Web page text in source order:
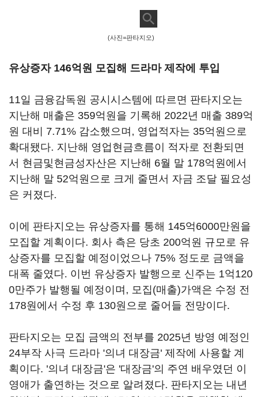
(사진=판타지오)
유상증자 146억원 모집해 드라마 제작에 투입
11일 금융감독원 공시시스템에 따르면 판타지오는
지난해 매출은 359억원을 기록해 2022년 매출 389억
원 대비 7.71% 감소했으며, 영업적자는 35억원으로
확대됐다. 지난해 영업현금흐름이 적자로 전환되면
서 현금및현금성자산은 지난해 6월 말 178억원에서
지난해 말 52억원으로 크게 줄면서 자금 조달 필요성
은 커졌다.
이에 판타지오는 유상증자를 통해 145억6000만원을
모집할 계획이다. 회사 측은 당초 200억원 규모로 유
상증자를 모집할 예정이었으나 75% 정도로 금액을
대폭 줄였다. 이번 유상증자 발행으로 신주는 1억120
0만주가 발행될 예정이며, 모집(매출)가액은 수정 전
178원에서 수정 후 130원으로 줄어들 전망이다.
판타지오는 모집 금액의 전부를 2025년 방영 예정인
24부작 사극 드라마 '의녀 대장금' 제작에 사용할 계
획이다. '의녀 대장금'은 '대장금'의 주연 배우였던 이
영애가 출연하는 것으로 알려졌다. 판타지오는 내년